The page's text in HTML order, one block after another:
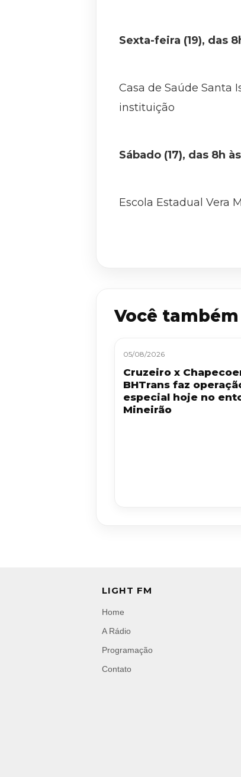
Sexta-feira (19), das
Casa de Saúde Santa
instituição
Sábado (17), das 8h às
Escola Estadual Vera
Você
05/08/2026
Cruzeiro x
BHTrans faz
especial hoje no
Mineirão
LIGHT FM
Home
A Rádio
Programação
Contato